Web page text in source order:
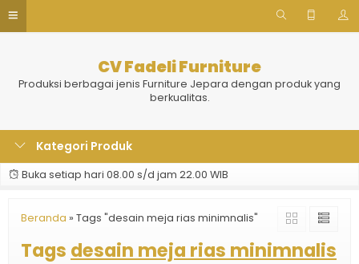
CV Fadeli Furniture
Produksi berbagai jenis Furniture Jepara dengan produk yang
berkualitas.
Kategori Produk
Buka setiap hari 08.00 s/d jam 22.00 WIB
Beranda » Tags "desain meja rias minimnalis"
Tags desain meja rias minimnalis